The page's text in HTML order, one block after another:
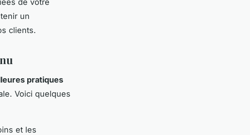
un
clients.
pratiques
Voici quelques
et les